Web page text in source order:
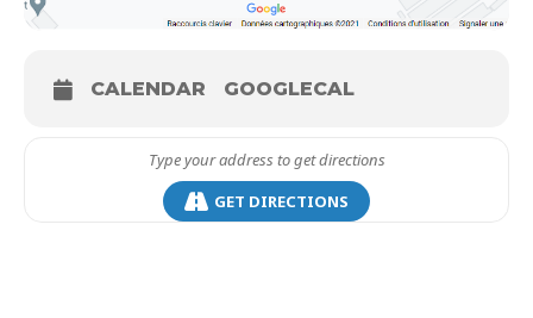
CALENDAR GOOGLECAL
GET DIRECTIONS